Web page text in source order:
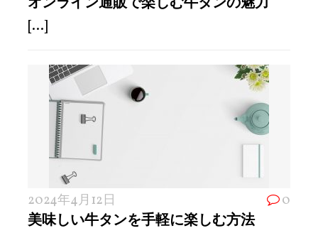
[...]
2024年4月12日 0
美味しい牛タンを手軽に楽しむ方法